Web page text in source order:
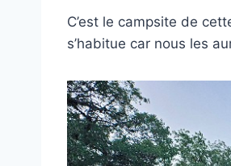
C’est le campsite de
s’habitue car nous les